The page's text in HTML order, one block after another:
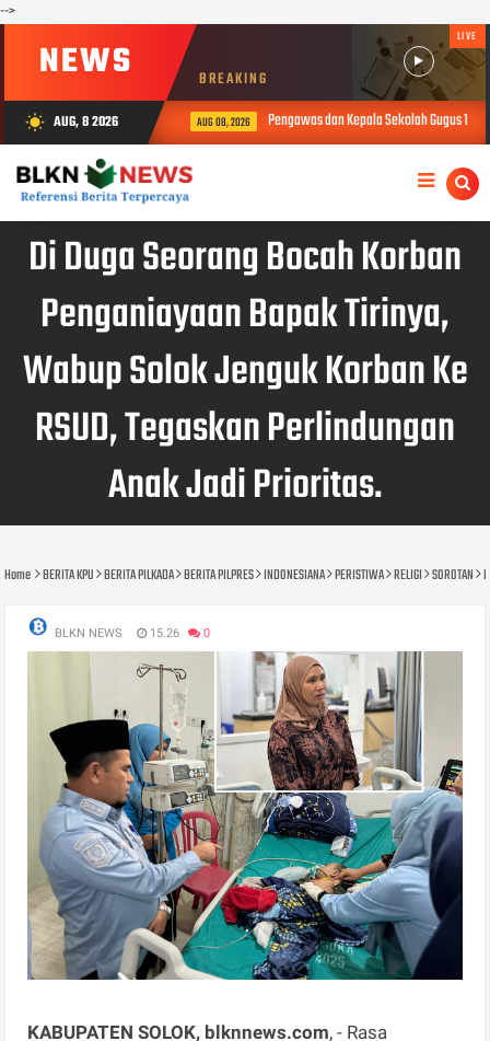
-->
NEWS BREAKING
LIVE
wb_sunny AUG, 8 2026 AUG 08, 2026 Pengawas dan Kepala Sekolah Gugus 1
Di Duga Seorang Bocah Korban
Penganiayaan Bapak Tirinya,
Wabup Solok Jenguk Korban Ke
RSUD, Tegaskan Perlindungan
Anak Jadi Prioritas.
Home BERITA KPU BERITA PILKADA BERITA PILPRES INDONESIANA PERISTIWA RELIGI SOROTAN
BLKN NEWS 15.26 0
KABUPATEN SOLOK, blknnews.com, - Rasa